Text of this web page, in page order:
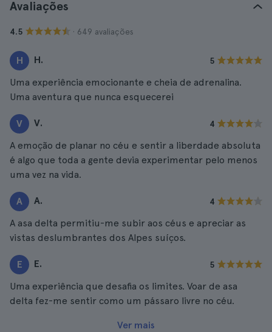
Avaliações
4.5 · 649 avaliações
H H. 5
Uma experiência emocionante e cheia de adrenalina.
Uma aventura que nunca esquecerei
V V. 4
A emoção de planar no céu e sentir a liberdade absoluta
é algo que toda a gente devia experimentar pelo menos
uma vez na vida.
A A. 4
A asa delta permitiu-me subir aos céus e apreciar as
vistas deslumbrantes dos Alpes suíços.
E E. 5
Uma experiência que desafia os limites. Voar de asa
delta fez-me sentir como um pássaro livre no céu.
Ver mais